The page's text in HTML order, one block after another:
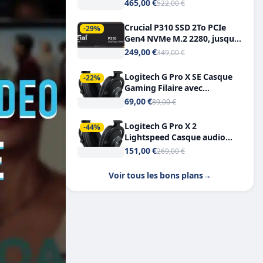
465,00 €522,00 €
-29%
Crucial P310 SSD 2To PCIe
Gen4 NVMe M.2 2280, jusqu’à
7.100 Mo/s
249,00 €349,00 €
-22%
Logitech G Pro X SE Casque
Gaming Filaire avec
Microphone Micro
7.1
69,00 €89,00 €
-44%
Logitech G Pro X 2
Lightspeed Casque audio
bluetooth
151,00 €269,00 €
Voir tous les bons plans→